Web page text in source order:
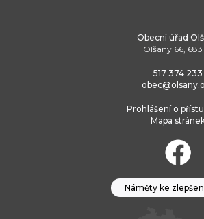
Obecní úřad
Olšany 66, 683
517 374 233
Prohlášení o
Mapa
Náměty ke